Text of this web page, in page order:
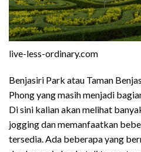
live-less-ordinary.com
Benjasiri Park atau Taman
Phong yang masih menjadi
Di sini kalian akan melihat
jogging dan memanfaatkan
tersedia. Ada beberapa yang